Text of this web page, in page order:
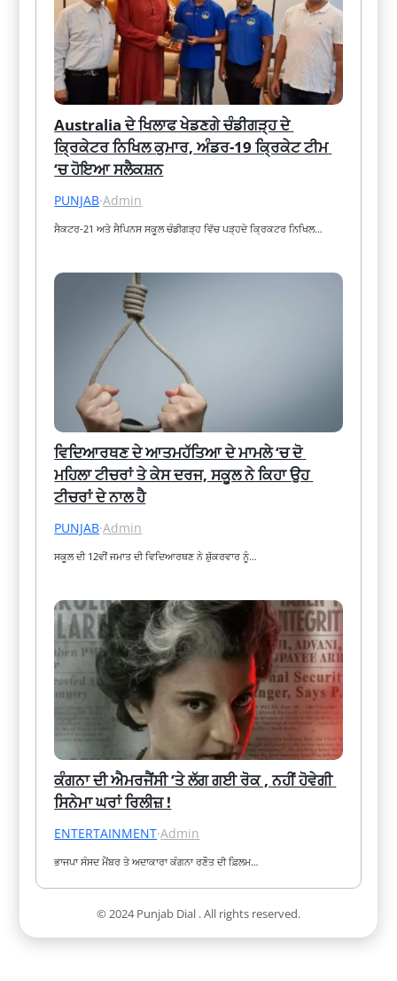
Australia ਦੇ ਖਿਲਾਫ ਖੇਡਣਗੇ ਚੰਡੀਗੜ੍ਹ ਦੇ
ਕ੍ਰਿਕੇਟਰ ਨਿਖਿਲ ਕੁਮਾਰ, ਅੰਡਰ-19 ਕ੍ਰਿਕੇਟ ਟੀਮ
‘ਚ ਹੋਇਆ ਸਲੈਕਸ਼ਨ
PUNJAB·Admin
ਸੈਕਟਰ-21 ਅਤੇ ਸੈਪਿਨਸ ਸਕੂਲ ਚੰਡੀਗੜ੍ਹ ਵਿੱਚ ਪੜ੍ਹਦੇ ਕ੍ਰਿਕਟਰ ਨਿਖਿਲ…
ਵਿਦਿਆਰਥਣ ਦੇ ਆਤਮਹੱਤਿਆ ਦੇ ਮਾਮਲੇ ‘ਚ ਦੋ
ਮਹਿਲਾ ਟੀਚਰਾਂ ਤੇ ਕੇਸ ਦਰਜ, ਸਕੂਲ ਨੇ ਕਿਹਾ ਉਹ
ਟੀਚਰਾਂ ਦੇ ਨਾਲ ਹੈ
PUNJAB·Admin
ਸਕੂਲ ਦੀ 12ਵੀਂ ਜਮਾਤ ਦੀ ਵਿਦਿਆਰਥਣ ਨੇ ਸ਼ੁੱਕਰਵਾਰ ਨੂੰ…
ਕੰਗਨਾ ਦੀ ਐਮਰਜੈਂਸੀ ‘ਤੇ ਲੱਗ ਗਈ ਰੋਕ , ਨਹੀਂ ਹੋਵੇਗੀ
ਸਿਨੇਮਾ ਘਰਾਂ ਰਿਲੀਜ਼ !
ENTERTAINMENT·Admin
ਭਾਜਪਾ ਸੰਸਦ ਮੈਂਬਰ ਤੇ ਅਦਾਕਾਰਾ ਕੰਗਨਾ ਰਣੌਤ ਦੀ ਫ਼ਿਲਮ…
© 2024 Punjab Dial . All rights reserved.